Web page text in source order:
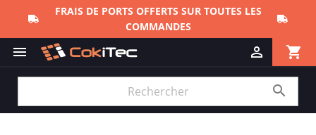
FRAIS DE PORTS OFFERTS SUR TOUTES LES
COMMANDES
 shopping_cart

